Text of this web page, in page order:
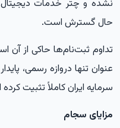
نشده و چتر خدمات دیجیتال
حال گسترش است.
تداوم ثبت‌نام‌ها حاکی از آن
عنوان تنها دروازه رسمی،
سرمایه ایران کاملاً تثبیت
مزایای سجام